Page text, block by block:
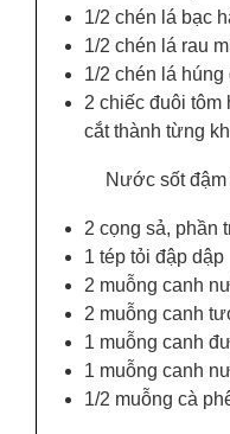
1/2 chén lá bạc
1/2 chén lá rau
1/2 chén lá húng
2 chiếc đuôi tôm
cắt thành từng
Nước sốt
2 cọng sả, phần
1 tép tỏi đập dập
2 muỗng canh
2 muỗng canh
1 muỗng canh
1 muỗng canh
1/2 muỗng cà